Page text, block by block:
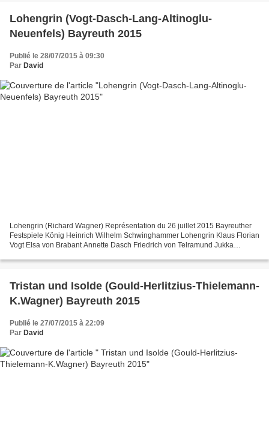
Lohengrin (Vogt-Dasch-Lang-Altinoglu-
Neuenfels) Bayreuth 2015
Publié le 28/07/2015 à 09:30
Par David
Lohengrin (Richard Wagner) Représentation du 26 juillet 2015 Bayreuther
Festspiele König Heinrich Wilhelm Schwinghammer Lohengrin Klaus Florian
Vogt Elsa von Brabant Annette Dasch Friedrich von Telramund Jukka
Tristan und Isolde (Gould-Herlitzius-Thielemann-
K.Wagner) Bayreuth 2015
Publié le 27/07/2015 à 22:09
Par David